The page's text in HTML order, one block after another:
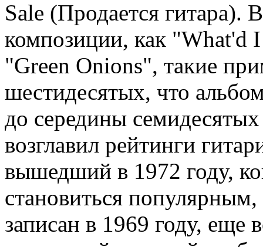
Sale (Продается гитара).
композиции, как "What'd
"Green Onions", такие
шестидесятых, что
до середины
возглавил рейтинги
вышедший в 1972 году,
становиться
записан в 1969 году,